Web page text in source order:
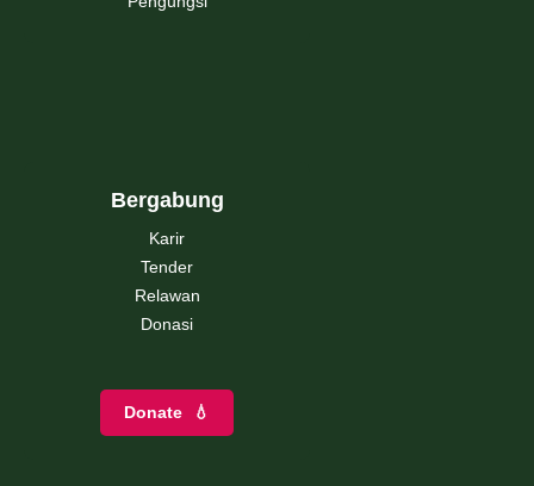
Bergabung
Karir
Tender
Relawan
Donasi
Donate 💧